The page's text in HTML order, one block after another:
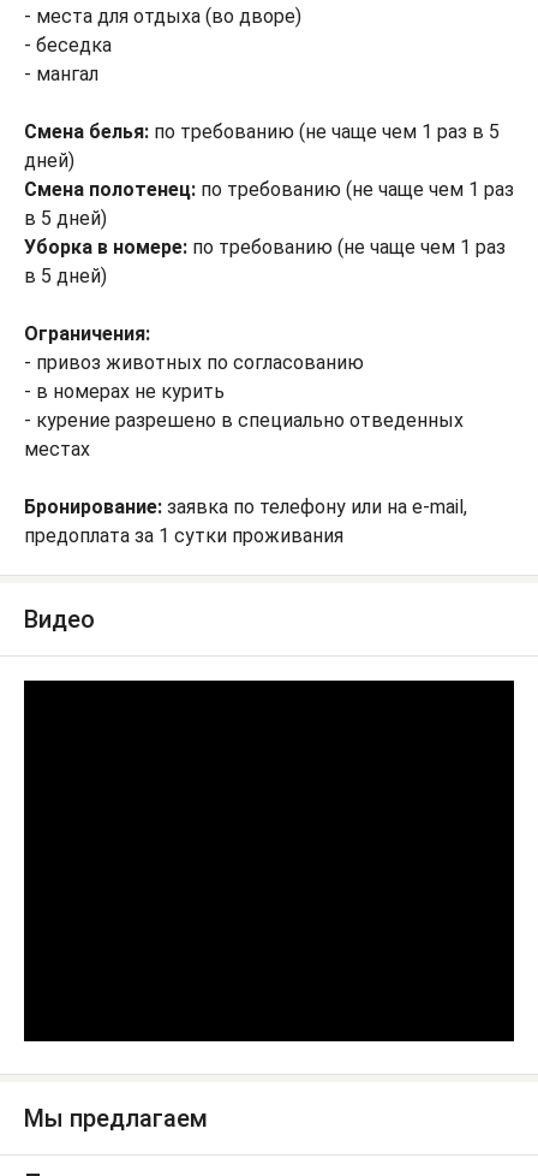
- места для отдыха (во дворе)
- беседка
- мангал
Смена белья: по требованию (не чаще чем 1 раз в 5
дней)
Смена полотенец: по требованию (не чаще чем 1 раз
в 5 дней)
Уборка в номере: по требованию (не чаще чем 1 раз
в 5 дней)
Ограничения:
- привоз животных по согласованию
- в номерах не курить
- курение разрешено в специально отведенных
местах
Бронирование: заявка по телефону или на e-mail,
предоплата за 1 сутки проживания
Видео
Мы предлагаем